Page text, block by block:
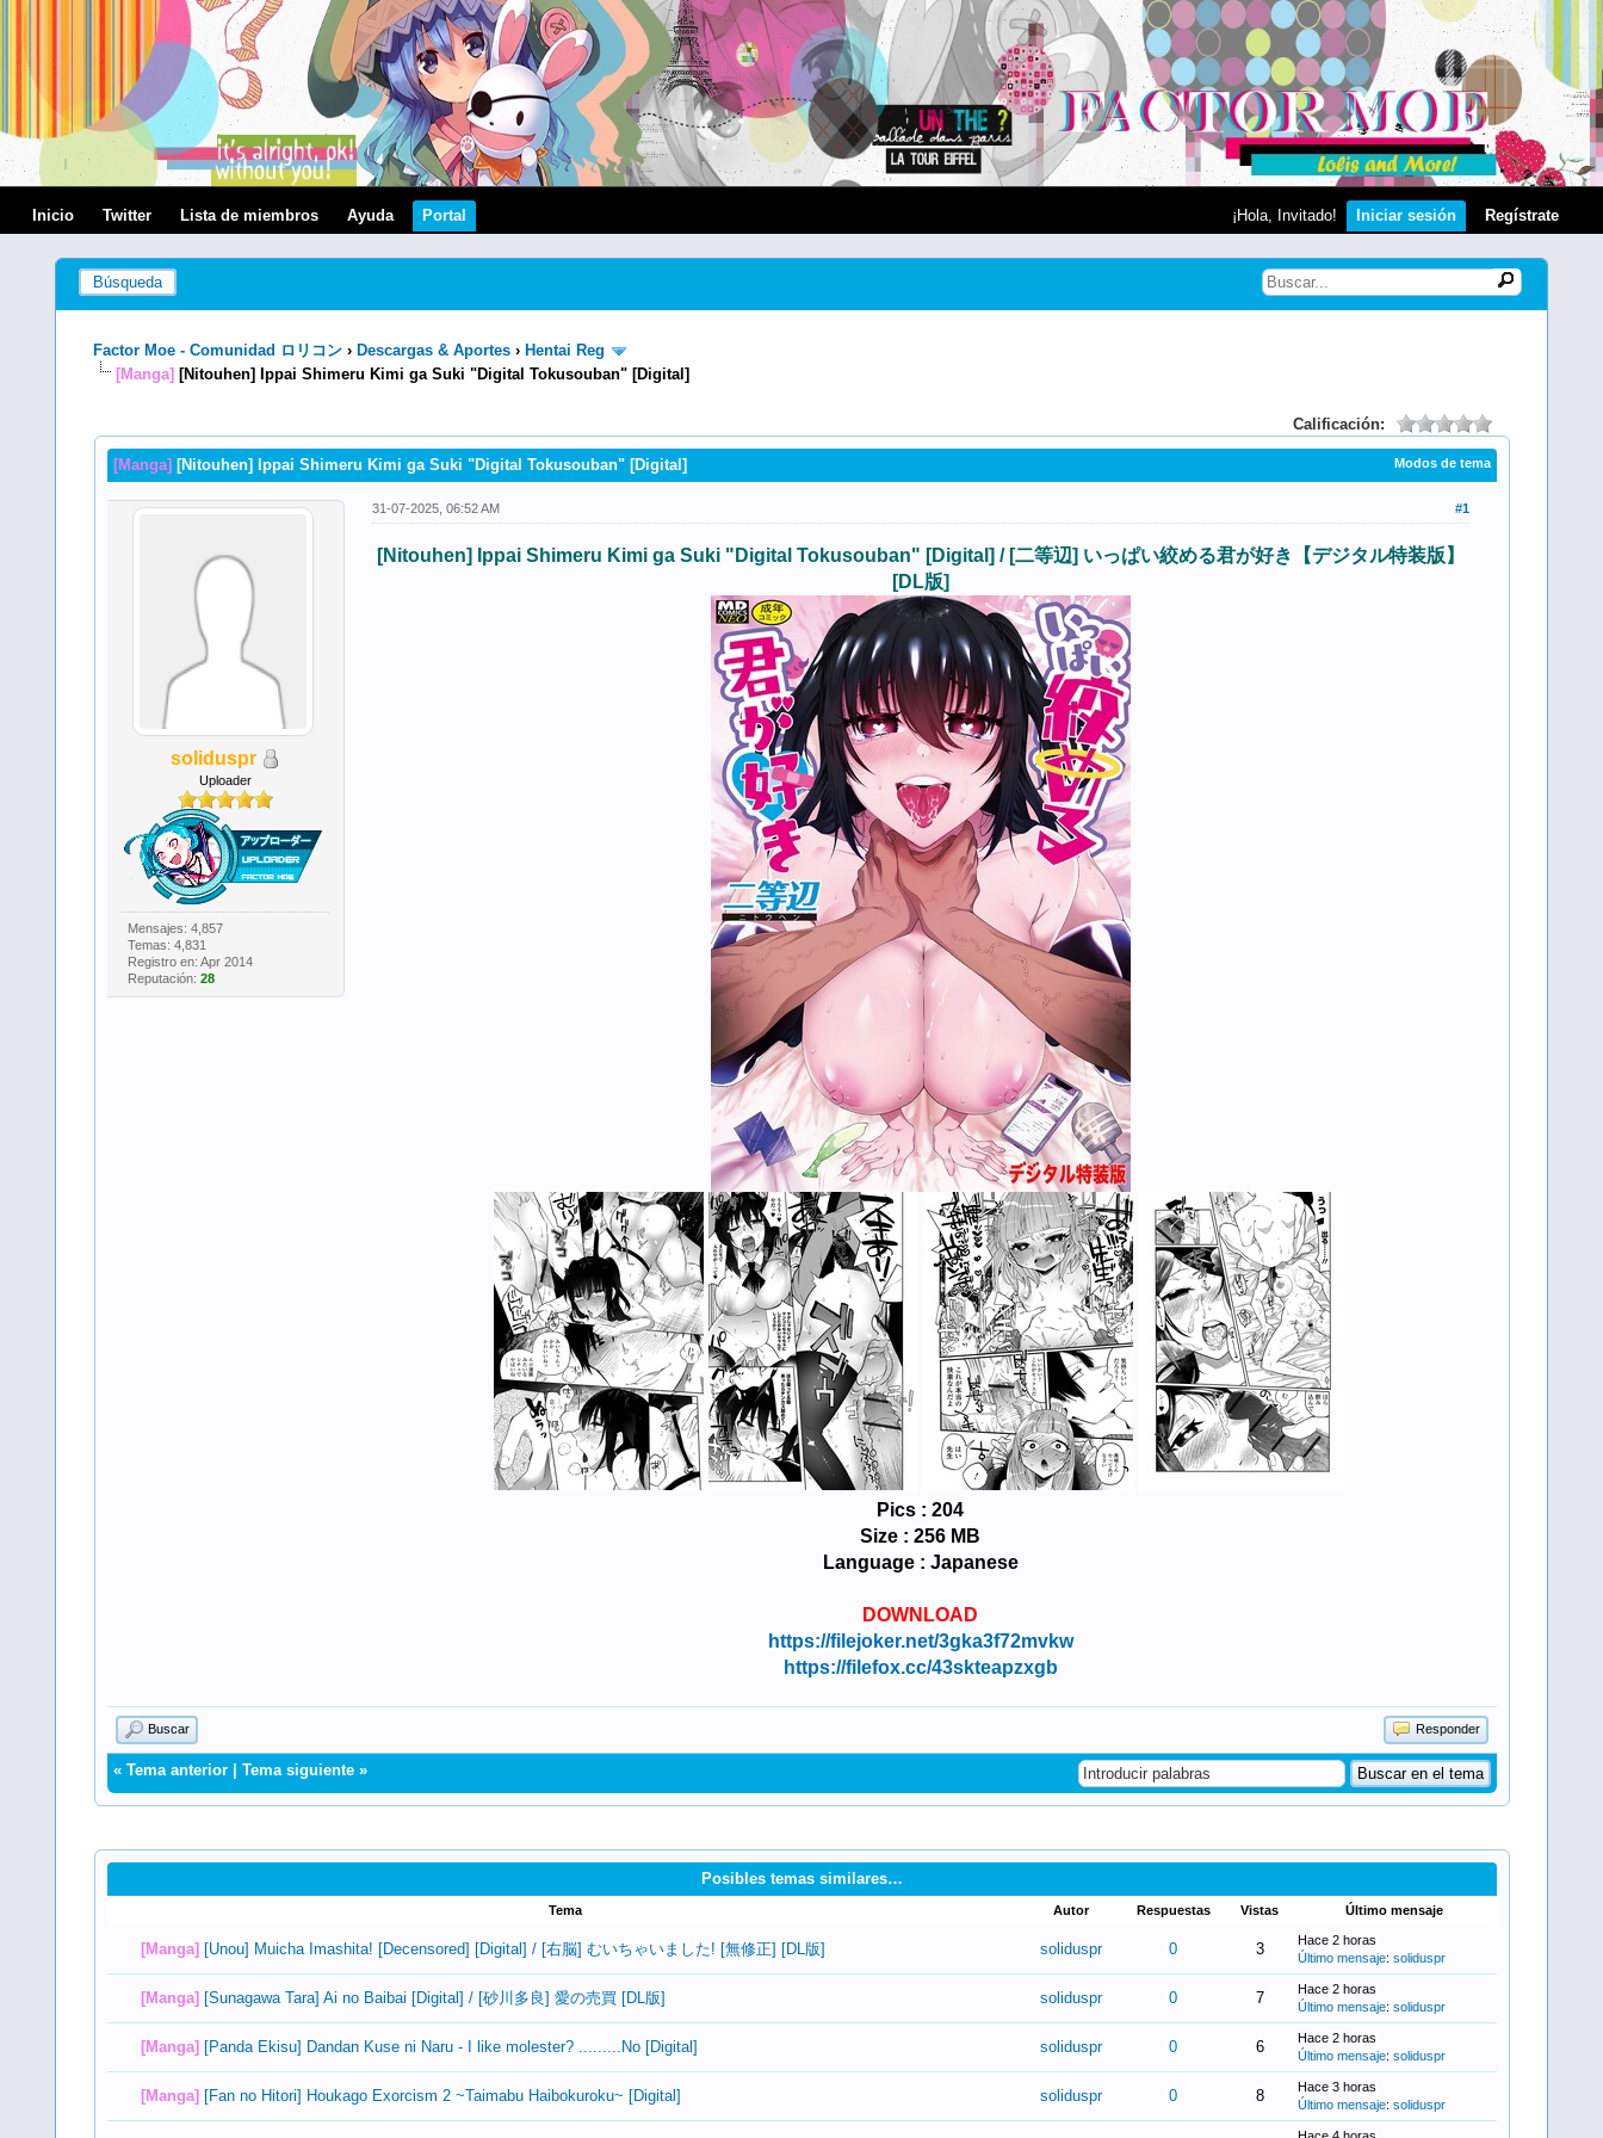
Inicio Twitter Lista de miembros Ayuda Portal ¡Hola, Invitado! Iniciar sesión Regístrate
Búsqueda
Factor Moe - Comunidad ロリコン › Descargas & Aportes › Hentai Reg
[Manga] [Nitouhen] Ippai Shimeru Kimi ga Suki "Digital Tokusouban" [Digital]
Calificación:
Modos de tema
[Manga] [Nitouhen] Ippai Shimeru Kimi ga Suki "Digital Tokusouban" [Digital]
soliduspr
Uploader
Mensajes: 4,857
Temas: 4,831
Registro en: Apr 2014
Reputación:28
#1
31-07-2025, 06:52 AM
[Nitouhen] Ippai Shimeru Kimi ga Suki "Digital Tokusouban" [Digital] / [二等辺] いっぱい絞める君が好き【デジタル特装版】
[DL版]
Pics : 204
Size : 256 MB
Language : Japanese
DOWNLOAD
https://filejoker.net/3gka3f72mvkw
https://filefox.cc/43skteapzxgb
Buscar Responder
« Tema anterior| Tema siguiente»
Posibles temas similares…
Tema Autor Respuestas Vistas Último mensaje
[Manga] [Unou] Muicha Imashita! [Decensored] [Digital] / [右脳] むいちゃいました! [無修正] [DL版] soliduspr 0 3
Hace 2 horas
Último mensaje: soliduspr
[Manga] [Sunagawa Tara] Ai no Baibai [Digital] / [砂川多良] 愛の売買 [DL版] soliduspr 0 7
Hace 2 horas
Último mensaje: soliduspr
[Manga] [Panda Ekisu] Dandan Kuse ni Naru - I like molester? .........No [Digital] soliduspr 0 6
Hace 2 horas
Último mensaje: soliduspr
[Manga] [Fan no Hitori] Houkago Exorcism 2 ~Taimabu Haibokuroku~ [Digital] soliduspr 0 8
Hace 3 horas
Último mensaje: soliduspr